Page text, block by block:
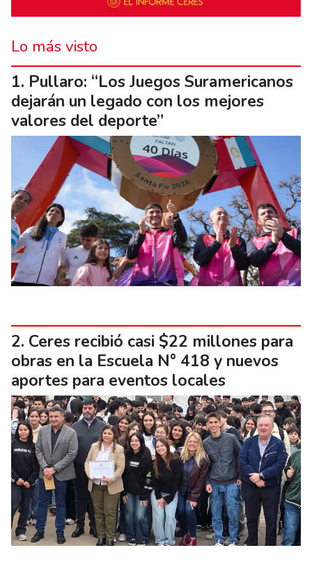
Lo más visto
Pullaro: “Los Juegos Suramericanos
dejarán un legado con los mejores
valores del deporte”
Ceres recibió casi $22 millones para
obras en la Escuela N° 418 y nuevos
aportes para eventos locales